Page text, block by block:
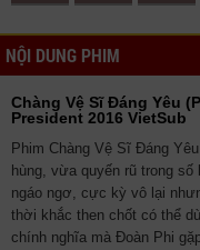
NỘI DUNG PHIM
Chàng Vệ Sĩ Đáng Yêu
President 2016 VietSub
Phim Chàng Vệ Sĩ Đáng
hùng, vừa quyến rũ trong
ngáo ngơ, cực kỳ vô lại
thời khắc then chốt có thể
chính nghĩa mà Đoàn Phi